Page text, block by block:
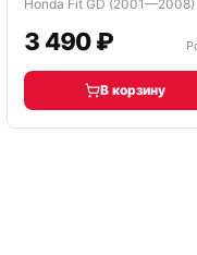
Honda Fit GD (2001—2008)
3 490 ₽
В корзину